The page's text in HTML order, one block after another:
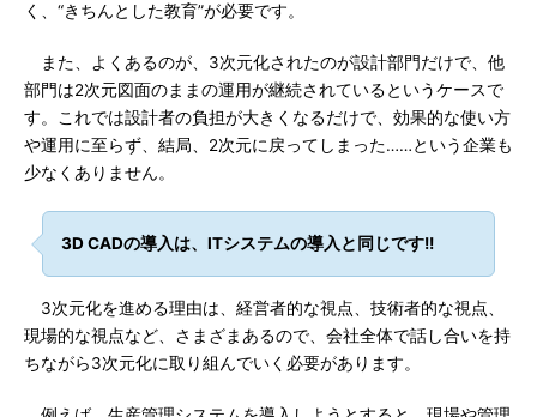
く、“きちんとした教育”が必要です。
また、よくあるのが、3次元化されたのが設計部門だけで、他
部門は2次元図面のままの運用が継続されているというケースで
す。これでは設計者の負担が大きくなるだけで、効果的な使い方
や運用に至らず、結局、2次元に戻ってしまった……という企業も
少なくありません。
3D CADの導入は、ITシステムの導入と同じです!!
3次元化を進める理由は、経営者的な視点、技術者的な視点、
現場的な視点など、さまざまあるので、会社全体で話し合いを持
ちながら3次元化に取り組んでいく必要があります。